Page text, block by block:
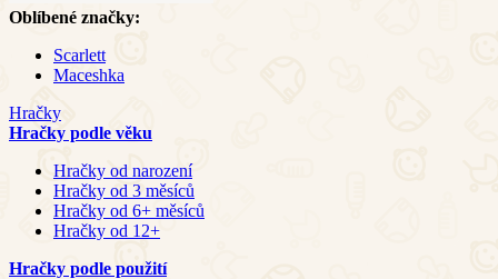
Oblíbené značky:
Scarlett
Maceshka
Hračky
Hračky podle věku
Hračky od narození
Hračky od 3 měsíců
Hračky od 6+ měsíců
Hračky od 12+
Hračky podle použití